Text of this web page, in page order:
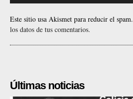
Este sitio usa Akismet para reducir el spam.
los datos de tus comentarios.
Últimas noticias